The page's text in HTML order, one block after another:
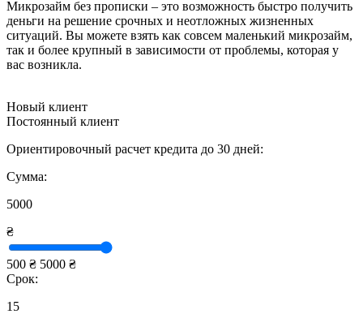
Микрозайм без прописки – это возможность быстро получить
деньги на решение срочных и неотложных жизненных
ситуаций. Вы можете взять как совсем маленький микрозайм,
так и более крупный в зависимости от проблемы, которая у
вас возникла.
Новый клиент
Постоянный клиент
Ориентировочный расчет кредита до 30 дней:
Сумма:
5000
₴
500 ₴ 5000 ₴
Срок:
15